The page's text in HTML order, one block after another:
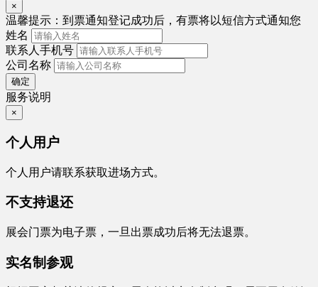
×
温馨提示： 到票通知登记成功后，有票将以短信方式通知您
姓名
联系人手机号
公司名称
确定
服务说明
×
个人用户
个人用户请联系获取进场方式。
不支持退还
展会门票为电子票，一旦出票成功后将无法退票。
实名制参观